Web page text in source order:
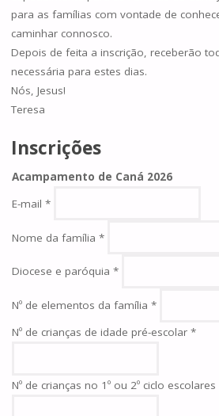
para as famílias com vontade de
caminhar connosco.
Depois de feita a inscrição, receberão
necessária para estes dias.
Nós, Jesus!
Teresa
Inscrições
Acampamento de Caná 2026
E-mail *
Nome da família *
Diocese e paróquia *
Nº de elementos da família *
Nº de crianças de idade pré-escolar *
Nº de crianças no 1º ou 2º ciclo escolares